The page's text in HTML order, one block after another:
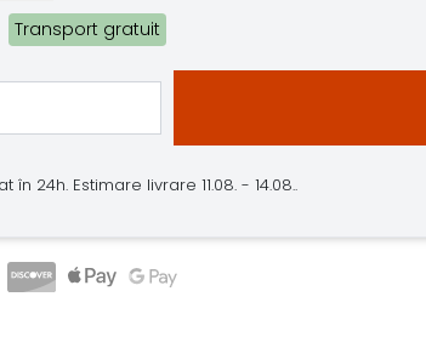
Transport gratuit
în 24h. Estimare livrare 11.08. - 14.08..